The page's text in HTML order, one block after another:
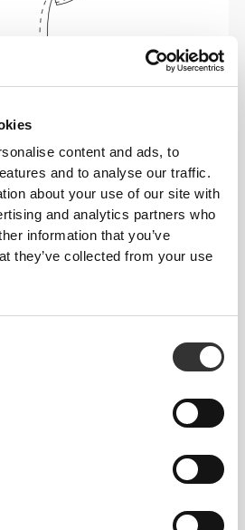
content and ads, to
and to analyse our traffic.
about your use of our site with
and analytics partners who
information that you’ve
they’ve collected from your use
and freely every day, that
Your easy, relaxed